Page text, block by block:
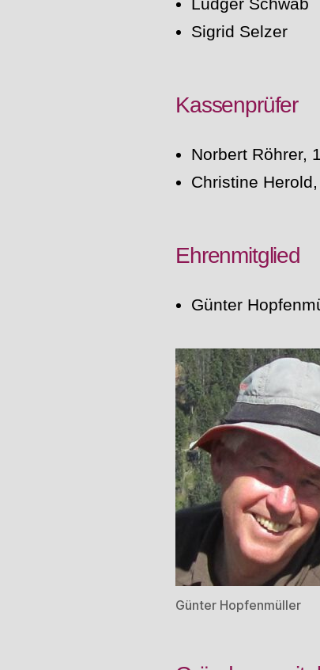
Ludger Schwab
Sigrid Selzer
Kassenprüfer
Norbert Röhrer,
Christine
Ehrenmitglied
Günter
Günter Hopfenmüller